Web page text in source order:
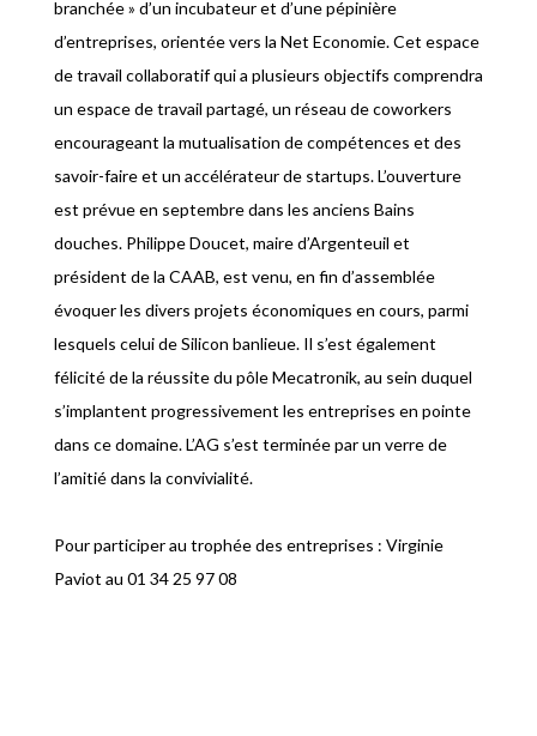
branchée » d’un incubateur et d’une pépinière
d’entreprises, orientée vers la Net Economie. Cet espace
de travail collaboratif qui a plusieurs objectifs comprendra
un espace de travail partagé, un réseau de coworkers
encourageant la mutualisation de compétences et des
savoir-faire et un accélérateur de startups. L’ouverture
est prévue en septembre dans les anciens Bains
douches. Philippe Doucet, maire d’Argenteuil et
président de la CAAB, est venu, en fin d’assemblée
évoquer les divers projets économiques en cours, parmi
lesquels celui de Silicon banlieue. Il s’est également
félicité de la réussite du pôle Mecatronik, au sein duquel
s’implantent progressivement les entreprises en pointe
dans ce domaine. L’AG s’est terminée par un verre de
l’amitié dans la convivialité.
Pour participer au trophée des entreprises : Virginie
Paviot au 01 34 25 97 08